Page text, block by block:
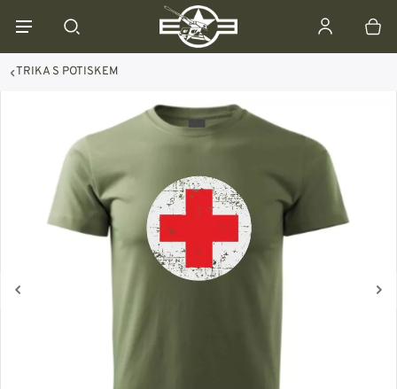
TRIKA S POTISKEM